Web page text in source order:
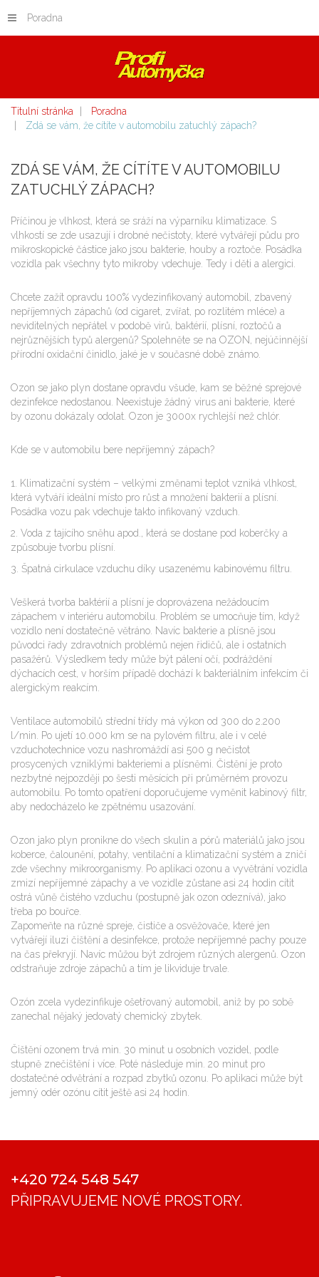
Poradna
Titulní stránka
Poradna
Zdá se vám, že cítíte v automobilu zatuchlý zápach?
ZDÁ SE VÁM, ŽE CÍTÍTE V AUTOMOBILU
ZATUCHLÝ ZÁPACH?
Příčinou je vlhkost, která se sráží na výparníku klimatizace. S
vlhkostí se zde usazují i drobné nečistoty, které vytvářejí půdu pro
mikroskopické částice jako jsou bakterie, houby a roztoče. Posádka
vozidla pak všechny tyto mikroby vdechuje. Tedy i děti a alergici.
Chcete zažít opravdu 100% vydezinfikovaný automobil, zbavený
nepříjemných zápachů (od cigaret, zvířat, po rozlitém mléce) a
neviditelných nepřátel v podobě virů, baktérií, plísní, roztočů a
nejrůznějších typů alergenů? Spolehněte se na OZON, nejúčinnější
přírodní oxidační činidlo, jaké je v současné době známo.
Ozon se jako plyn dostane opravdu všude, kam se běžné sprejové
dezinfekce nedostanou. Neexistuje žádný virus ani bakterie, které
by ozonu dokázaly odolat. Ozon je 3000x rychlejší než chlór.
Kde se v automobilu bere nepříjemný zápach?
Klimatizační systém – velkými změnami teplot vzniká vlhkost,
která vytváří ideální místo pro růst a množení bakterií a plísní.
Posádka vozu pak vdechuje takto infikovaný vzduch.
Voda z tajícího sněhu apod., která se dostane pod koberčky a
způsobuje tvorbu plísní.
Špatná cirkulace vzduchu díky usazenému kabinovému filtru.
Veškerá tvorba baktérií a plísní je doprovázena nežádoucím
zápachem v interiéru automobilu. Problém se umocňuje tím, když
vozidlo není dostatečně větráno. Navíc bakterie a plísně jsou
původci řady zdravotních problémů nejen řidičů, ale i ostatních
pasažérů. Výsledkem tedy může být pálení očí, podráždění
dýchacích cest, v horším případě dochází k bakteriálním infekcím či
alergickým reakcím.
Ventilace automobilů střední třídy má výkon od 300 do 2.200
l/min. Po ujetí 10.000 km se na pylovém filtru, ale i v celé
vzduchotechnice vozu nashromáždí asi 500 g nečistot
prosycených vzniklými bakteriemi a plísněmi. Čistění je proto
nezbytné nejpozději po šesti měsících při průměrném provozu
automobilu. Po tomto opatření doporučujeme vyměnit kabinový filtr,
aby nedocházelo ke zpětnému usazování.
Ozon jako plyn pronikne do všech skulin a pórů materiálů jako jsou
koberce, čalounění, potahy, ventilační a klimatizační systém a zničí
zde všechny mikroorganismy. Po aplikaci ozonu a vyvětrání vozidla
zmizí nepříjemné zápachy a ve vozidle zůstane asi 24 hodin cítit
ostrá vůně čistého vzduchu (postupně jak ozon odeznívá), jako
třeba po bouřce.
Zapomeňte na různé spreje, čističe a osvěžovače, které jen
vytvářejí iluzi čištění a desinfekce, protože nepříjemné pachy pouze
na čas překryjí. Navíc můžou být zdrojem různých alergenů. Ozon
odstraňuje zdroje zápachů a tím je likviduje trvale.
Ozón zcela vydezinfikuje ošetřovaný automobil, aniž by po sobě
zanechal nějaký jedovatý chemický zbytek.
Čištění ozonem trvá min. 30 minut u osobních vozidel, podle
stupně znečištění i více. Poté následuje min. 20 minut pro
dostatečné odvětrání a rozpad zbytků ozonu. Po aplikaci může být
jemný odér ozónu cítit ještě asi 24 hodin.
+420 724 548 547
PŘIPRAVUJEME NOVÉ PROSTORY.